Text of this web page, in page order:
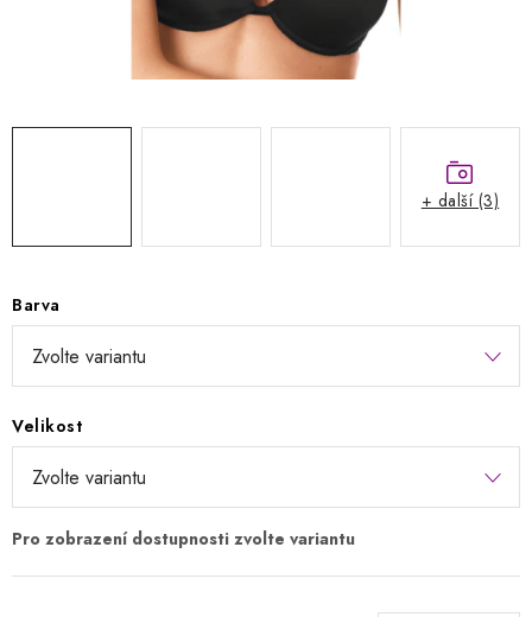
Podmínky ochrany osobních údajů
Napište nám
Reklamace a vrácení zboží
Barva
Velikost
+ další (3)